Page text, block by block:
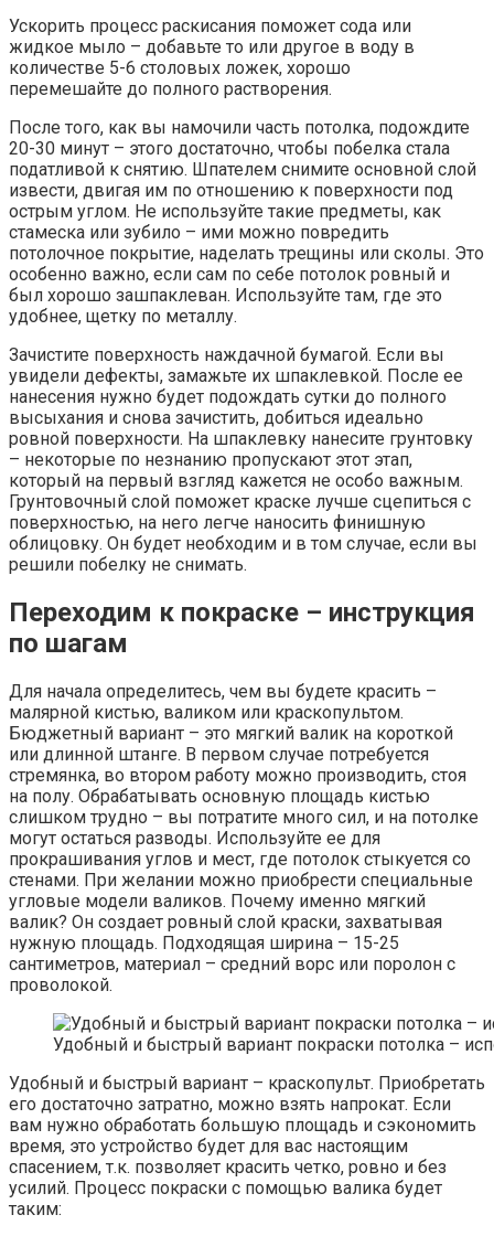
Ускорить процесс раскисания поможет сода или
жидкое мыло – добавьте то или другое в воду в
количестве 5-6 столовых ложек, хорошо
перемешайте до полного растворения.
После того, как вы намочили часть потолка, подождите
20-30 минут – этого достаточно, чтобы побелка стала
податливой к снятию. Шпателем снимите основной слой
извести, двигая им по отношению к поверхности под
острым углом. Не используйте такие предметы, как
стамеска или зубило – ими можно повредить
потолочное покрытие, наделать трещины или сколы. Это
особенно важно, если сам по себе потолок ровный и
был хорошо зашпаклеван. Используйте там, где это
удобнее, щетку по металлу.
Зачистите поверхность наждачной бумагой. Если вы
увидели дефекты, замажьте их шпаклевкой. После ее
нанесения нужно будет подождать сутки до полного
высыхания и снова зачистить, добиться идеально
ровной поверхности. На шпаклевку нанесите грунтовку
– некоторые по незнанию пропускают этот этап,
который на первый взгляд кажется не особо важным.
Грунтовочный слой поможет краске лучше сцепиться с
поверхностью, на него легче наносить финишную
облицовку. Он будет необходим и в том случае, если вы
решили побелку не снимать.
Переходим к покраске – инструкция
по шагам
Для начала определитесь, чем вы будете красить –
малярной кистью, валиком или краскопультом.
Бюджетный вариант – это мягкий валик на короткой
или длинной штанге. В первом случае потребуется
стремянка, во втором работу можно производить, стоя
на полу. Обрабатывать основную площадь кистью
слишком трудно – вы потратите много сил, и на потолке
могут остаться разводы. Используйте ее для
прокрашивания углов и мест, где потолок стыкуется со
стенами. При желании можно приобрести специальные
угловые модели валиков. Почему именно мягкий
валик? Он создает ровный слой краски, захватывая
нужную площадь. Подходящая ширина – 15-25
сантиметров, материал – средний ворс или поролон с
проволокой.
Удобный и быстрый вариант покраски потолка –
Удобный и быстрый вариант – краскопульт. Приобретать
его достаточно затратно, можно взять напрокат. Если
вам нужно обработать большую площадь и сэкономить
время, это устройство будет для вас настоящим
спасением, т.к. позволяет красить четко, ровно и без
усилий. Процесс покраски с помощью валика будет
таким: